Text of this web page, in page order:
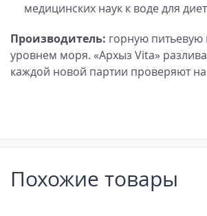
медицинских наук к воде для
Производитель: горную питьевую
уровнем моря. «Архыз Vita»
каждой новой партии проверяют
Похожие товары